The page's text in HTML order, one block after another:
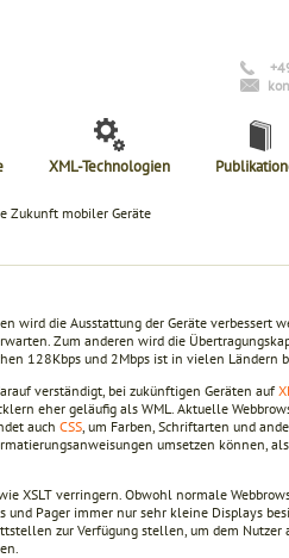
XML-Technologien
Zukunft mobiler Geräte
wird die Ausstattung der Geräte verbessert
Zum anderen wird die
128Kbps und 2Mbps ist in vielen Ländern
verständigt, bei zukünftigen Geräten auf
eher geläufig als WML. Aktuelle
auch CSS , um Farben, Schriftarten und
umsetzen können,
XSLT verringern. Obwohl normale
Pager immer nur sehr kleine Displays
zur Verfügung stellen, um dem